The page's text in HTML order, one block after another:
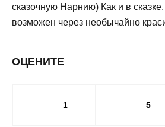
сказочную Нарнию) Как и в сказке,
возможен через необычайно
ОЦЕНИТЕ
1 5